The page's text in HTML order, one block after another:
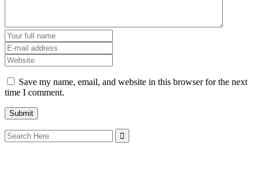
Save my name, email, and website in this browser for the next
time I comment.
Search
for: